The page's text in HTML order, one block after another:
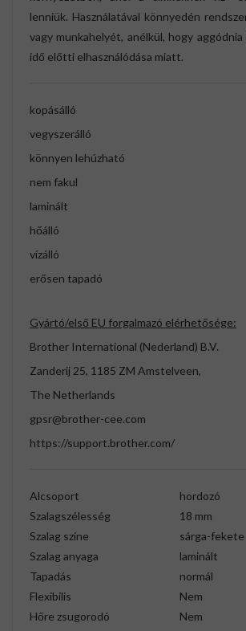
lenniük. Használatával könnyedén
vagy munkahelyét, anélkül, hogy
idő előtti elhasználódása miatt.
kopásálló
vegyszerálló
könnyen lehúzható
nem fakul
laminált
hőálló
vízálló
erősen tapadó
Gyártó/első EU forgalmazó elérhetősége:
Brother International (Nederland) B.V.
Zanderij 25, 1185 ZM Amstelveen,
The Netherlands
gpsr@brother-cee.com
https://support.brother.com/
Alcsoport
hordozó
Szalagszélesség
18 mm
Szalag színe
sárga-fekete
Szalag anyaga
laminált
Tapadás
normál
Flexibilis
Nem
Hőre zsugorodó
Nem